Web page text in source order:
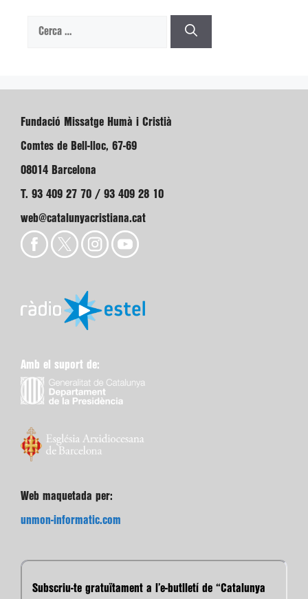
Cerca:
Fundació Missatge Humà i Cristià
Comtes de Bell-lloc, 67-69
08014 Barcelona
T. 93 409 27 70 / 93 409 28 10
web@catalunyacristiana.cat
Amb el suport de:
Web maquetada per:
unmon-informatic.com
Subscriu-te gratuïtament a l’e-butlletí de “Catalunya